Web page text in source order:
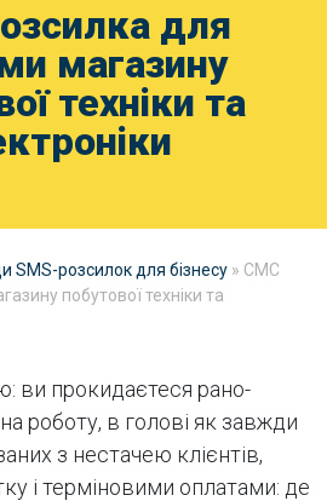
для
магазину
техніки та
SMS-розсилок для бізнесу » СМС
побутової техніки та
ви прокидаєтеся рано-
роботу, в голові як завжди
з нестачею клієнтів,
і терміновими оплатами: де